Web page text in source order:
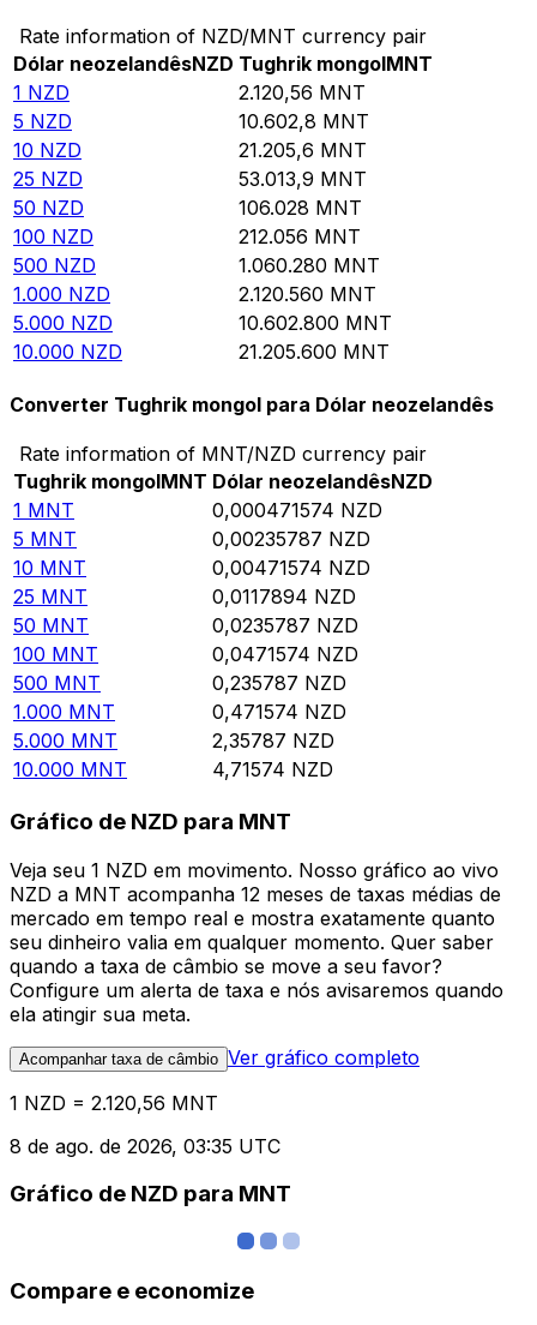
Rate information of NZD/MNT currency pair
Dólar neozelandêsNZD Tughrik mongolMNT
1 NZD 2.120,56 MNT
5 NZD 10.602,8 MNT
10 NZD 21.205,6 MNT
25 NZD 53.013,9 MNT
50 NZD 106.028 MNT
100 NZD 212.056 MNT
500 NZD 1.060.280 MNT
1.000 NZD 2.120.560 MNT
5.000 NZD 10.602.800 MNT
10.000 NZD 21.205.600 MNT
Converter Tughrik mongol para Dólar neozelandês
Rate information of MNT/NZD currency pair
Tughrik mongolMNT Dólar neozelandêsNZD
1 MNT 0,000471574 NZD
5 MNT 0,00235787 NZD
10 MNT 0,00471574 NZD
25 MNT 0,0117894 NZD
50 MNT 0,0235787 NZD
100 MNT 0,0471574 NZD
500 MNT 0,235787 NZD
1.000 MNT 0,471574 NZD
5.000 MNT 2,35787 NZD
10.000 MNT 4,71574 NZD
Gráfico de NZD para MNT
Veja seu 1 NZD em movimento. Nosso gráfico ao vivo
NZD a MNT acompanha 12 meses de taxas médias de
mercado em tempo real e mostra exatamente quanto
seu dinheiro valia em qualquer momento. Quer saber
quando a taxa de câmbio se move a seu favor?
Configure um alerta de taxa e nós avisaremos quando
ela atingir sua meta.
Acompanhar taxa de câmbio Ver gráfico completo
1 NZD = 2.120,56 MNT
8 de ago. de 2026, 03:35 UTC
Gráfico de NZD para MNT
Compare e economize